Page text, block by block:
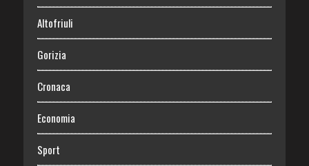
Altofriuli
Gorizia
Cronaca
Economia
Sport